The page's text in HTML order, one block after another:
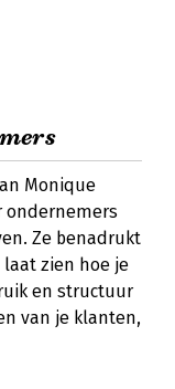
Monique
ondernemers
Ze benadrukt
zien hoe je
en structuur
van je klanten,